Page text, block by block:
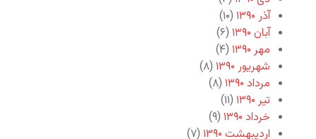
آذر ۱۳۹۰
(۱۰)
آبان ۱۳۹۰
(۶)
مهر ۱۳۹۰
(۴)
شهریور ۱۳۹۰
(۸)
مرداد ۱۳۹۰
(۸)
تیر ۱۳۹۰
(۱۱)
خرداد ۱۳۹۰
(۹)
اردیبهشت ۱۳۹۰
(۷)